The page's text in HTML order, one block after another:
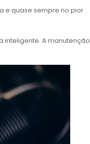
e quase sempre no pior
inteligente. A manutenção